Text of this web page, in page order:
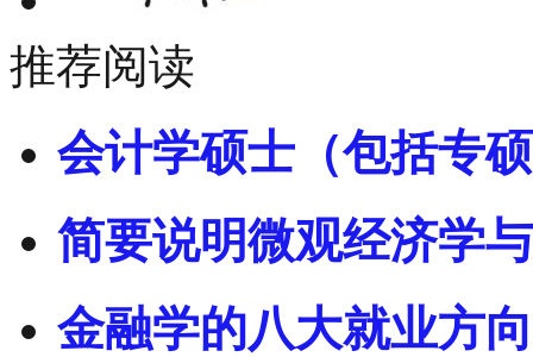
推荐阅读
会计学硕士（包括专
简要说明微观经济学
金融学的八大就业方